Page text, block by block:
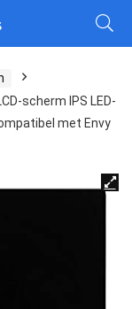
scherm IPS LED-
met Envy